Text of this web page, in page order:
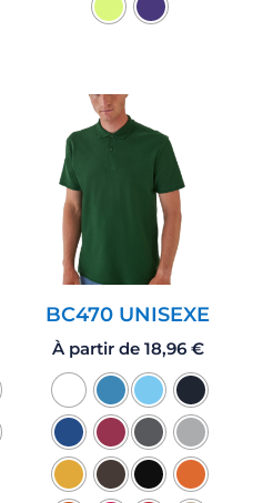
BC470 UNISEXE
À partir de 18,96 €